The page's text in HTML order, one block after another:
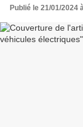
Publié le 21/01/2024